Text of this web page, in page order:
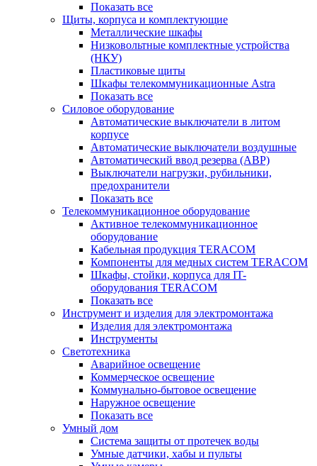
Показать все
Щиты, корпуса и комплектующие
Металлические шкафы
Низковольтные комплектные устройства
(НКУ)
Пластиковые щиты
Шкафы телекоммуникационные Astra
Показать все
Силовое оборудование
Автоматические выключатели в литом
корпусе
Автоматические выключатели воздушные
Автоматический ввод резерва (АВР)
Выключатели нагрузки, рубильники,
предохранители
Показать все
Телекоммуникационное оборудование
Активное телекоммуникационное
оборудование
Кабельная продукция TERACOM
Компоненты для медных систем TERACOM
Шкафы, стойки, корпуса для IT-
оборудования TERACOM
Показать все
Инструмент и изделия для электромонтажа
Изделия для электромонтажа
Инструменты
Светотехника
Аварийное освещение
Коммерческое освещение
Коммунально-бытовое освещение
Наружное освещение
Показать все
Умный дом
Система защиты от протечек воды
Умные датчики, хабы и пульты